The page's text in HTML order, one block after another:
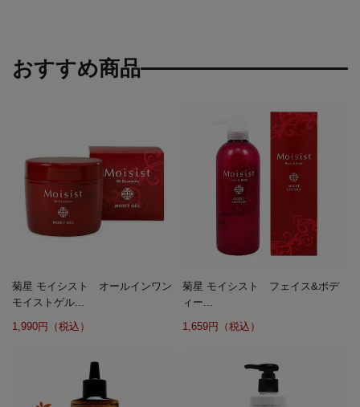
おすすめ商品
菊星 モイシスト オールインワン
モイストゲル...
1,990円（税込）
菊星 モイシスト フェイス&ボデ
ィー...
1,659円（税込）